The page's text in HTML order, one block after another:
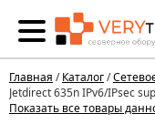
Главная /Каталог/
Jetdirect 635n IPv6/IPsec
Показать все товары